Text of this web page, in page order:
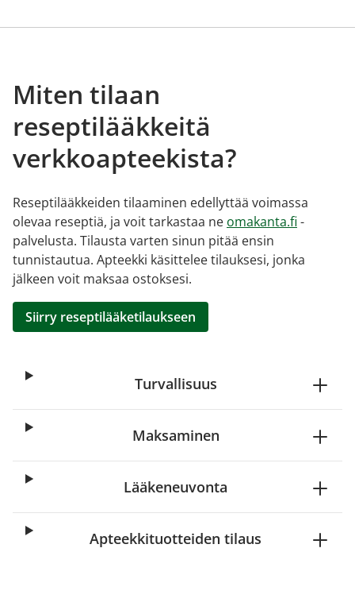
Miten tilaan
reseptilääkkeitä
verkkoapteekista?
Reseptilääkkeiden tilaaminen edellyttää voimassa
olevaa reseptiä, ja voit tarkastaa ne omakanta.fi -
palvelusta. Tilausta varten sinun pitää ensin
tunnistautua. Apteekki käsittelee tilauksesi, jonka
jälkeen voit maksaa ostoksesi.
Siirry reseptilääketilaukseen
Turvallisuus
Maksaminen
Lääkeneuvonta
Apteekkituotteiden tilaus